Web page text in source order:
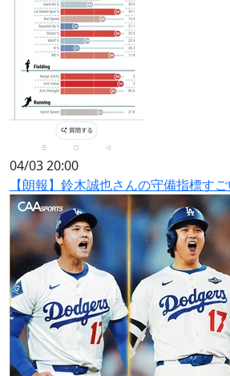
04/03 20:00
【朗報】鈴木誠也さんの守備指標す